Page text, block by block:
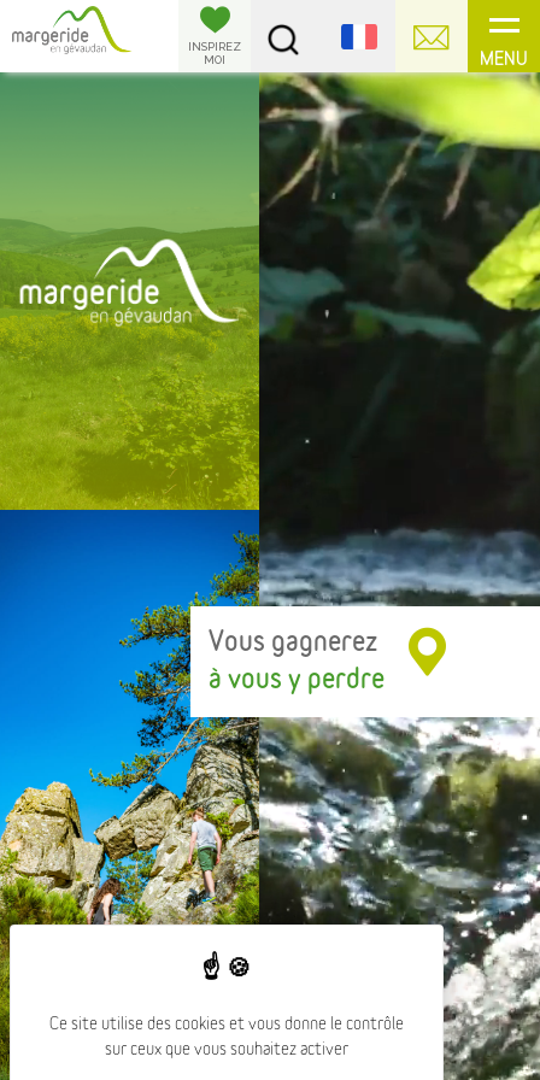
MENU
INSPIREZ
MOI
Vous gagnerez
à vous y perdre
Panneau de gestion des cookies
Ce site utilise des cookies et vous donne le contrôle
sur ceux que vous souhaitez activer